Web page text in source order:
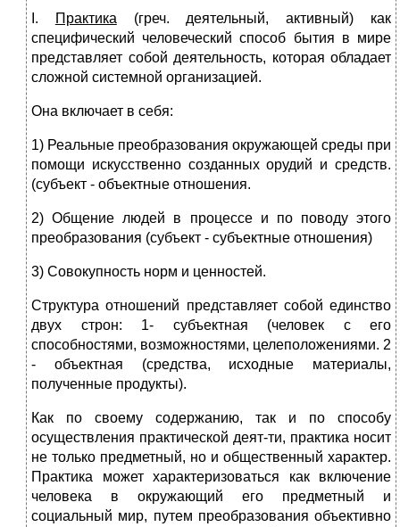
I. Практика (греч. деятельный, активный) как
специфический человеческий способ бытия в мире
представляет собой деятельность, которая обладает
сложной системной организацией.
Она включает в себя:
1) Реальные преобразования окружающей среды при
помощи искусственно созданных орудий и средств.
(субъект - объектные отношения.
2) Общение людей в процессе и по поводу этого
преобразования (субъект - субъектные отношения)
3) Совокупность норм и ценностей.
Структура отношений представляет собой единство
двух строн: 1- субъектная (человек с его
способностями, возможностями, целеположениями. 2
- объектная (средства, исходные материалы,
полученные продукты).
Как по своему содержанию, так и по способу
осуществления практической деят-ти, практика носит
не только предметный, но и общественный характер.
Практика может характеризоваться как включение
человека в окружающий его предметный и
социальный мир, путем преобразования объективно